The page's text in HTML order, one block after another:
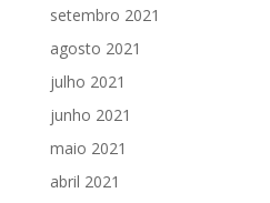
setembro 2021
agosto 2021
julho 2021
junho 2021
maio 2021
abril 2021